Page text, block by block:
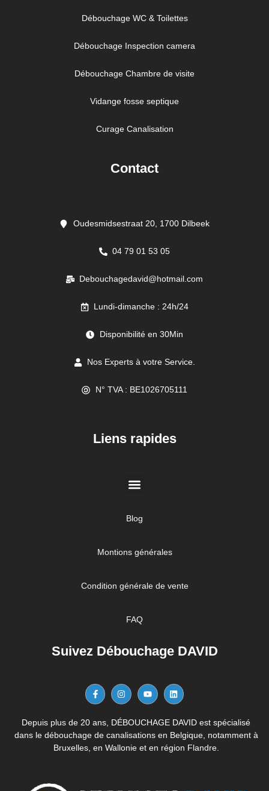
Débouchage WC & Toilettes
Débouchage Inspection camera
Débouchage Chambre de visite
Vidange fosse septique
Curage Canalisation
Contact
Oudesmidsestraat 20, 1700 Dilbeek
04 79 01 53 05
Debouchagedavid@hotmail.com
Lundi-dimanche : 24h/24
Disponibilité en 30Min
Nos Experts à votre Service.
N° TVA : BE1026705111
Liens rapides
Blog
Montions générales
Condition générale de vente
FAQ
Suivez Débouchage DAVID
Depuis plus de 20 ans, DÉBOUCHAGE DAVID est spécialisé
dans le débouchage de canalisations en Belgique, notamment à
Bruxelles, en Wallonie et en région Flandre.